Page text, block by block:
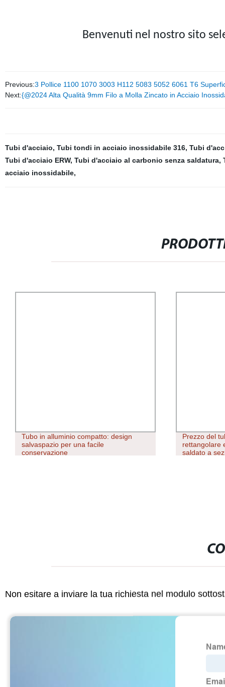
Benvenuti nel nostro sito
Previous:3 Pollice 1100 1070 3003 H112 5083 5052 6061 T6
Next:{@2024 Alta Qualità 9mm Filo a Molla Zincato in Acciaio
Tubi d'acciaio, Tubi tondi in acciaio inossidabile 316, Tubi
Tubi d'acciaio ERW, Tubi d'acciaio al carbonio senza saldatura,
acciaio inossidabile,
Tubo in alluminio compatto: design
salvaspazio per una facile
conservazione
Prezzo del
rettangolare
saldato a
Non esitare a inviare la tua richiesta nel modulo